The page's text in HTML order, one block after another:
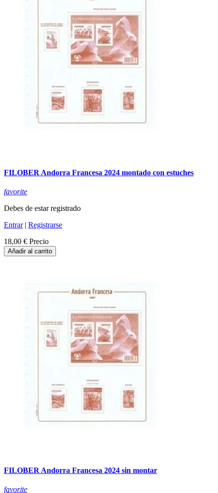
FILOBER Andorra Francesa 2024 montado con estuches
favorite
Debes de estar registrado
Entrar| Registrarse
18,00 € Precio
Añadir al carrito
FILOBER Andorra Francesa 2024 sin montar
favorite